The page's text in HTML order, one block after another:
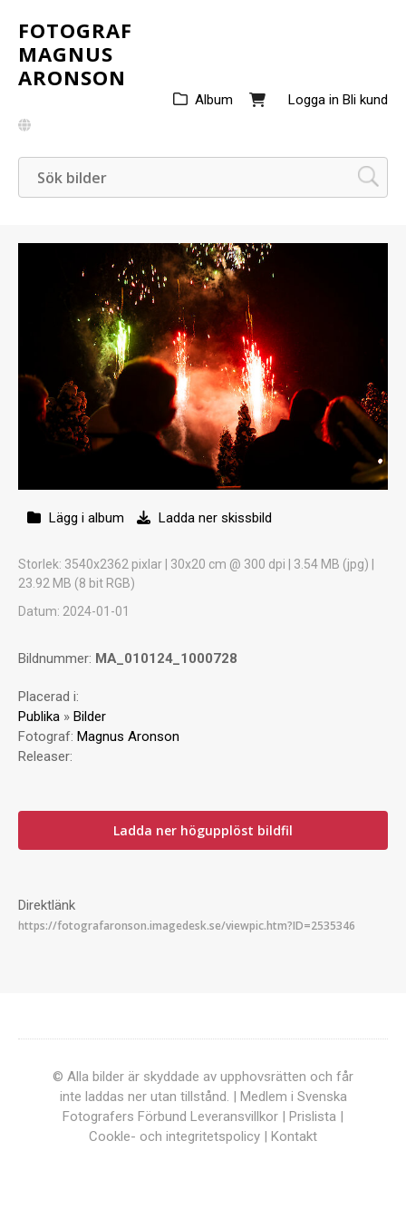
FOTOGRAF
MAGNUS
ARONSON
Logga in Bli kund
Album
Lägg i album Ladda ner skissbild
Storlek: 3540x2362 pixlar | 30x20 cm @ 300 dpi | 3.54 MB (jpg) |
23.92 MB (8 bit RGB)
Datum: 2024-01-01
Bildnummer: MA_010124_1000728
Placerad i:
Publika » Bilder
Fotograf: Magnus Aronson
Releaser:
Ladda ner högupplöst bildfil
Direktlänk
© Alla bilder är skyddade av upphovsrätten och får
inte laddas ner utan tillstånd. | Medlem i Svenska
Fotografers Förbund Leveransvillkor | Prislista |
Cookle- och integritetspolicy | Kontakt